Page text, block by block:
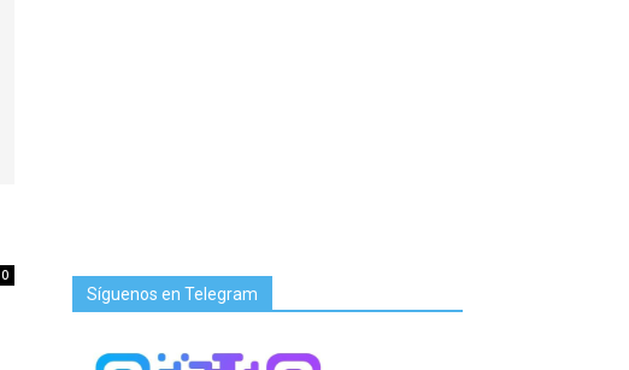
0
Síguenos en Telegram